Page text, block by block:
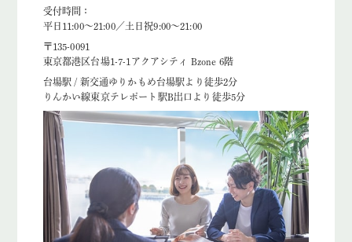
受付時間：
平日11:00～21:00／土日祝9:00～21:00
〒135-0091
東京都港区台場1-7-1アクアシティ Bzone 6階
台場駅 / 新交通ゆりかもめ台場駅より徒歩2分
りんかい線東京テレポート駅B出口より徒歩5分